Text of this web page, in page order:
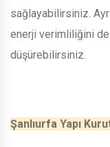
sağlayabilirsiniz.
enerji verimliliğini
düşürebilirsiniz.
Şanlıurfa Yapı